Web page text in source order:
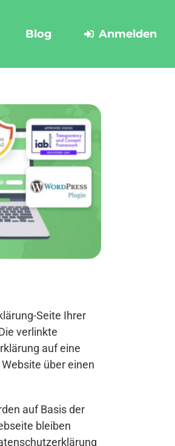
Blog Anmelden
Seite Ihrer
verlinkte
auf eine
über einen
auf Basis der
bleiben